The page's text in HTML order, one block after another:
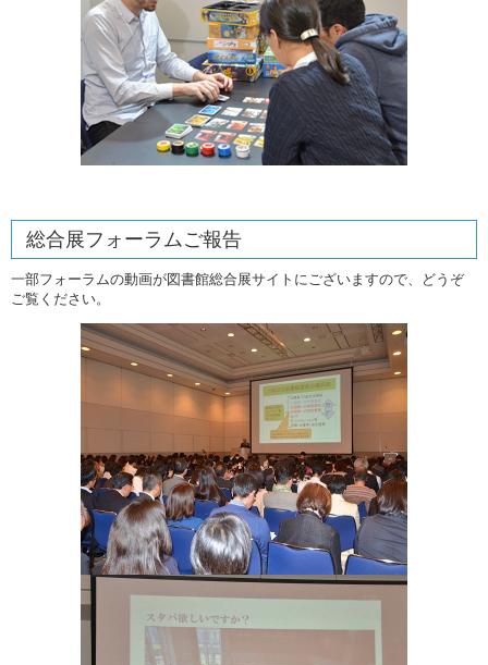
総合展フォーラムご報告
一部フォーラムの動画が図書館総合展サイトにございますので、どうぞ
ご覧ください。